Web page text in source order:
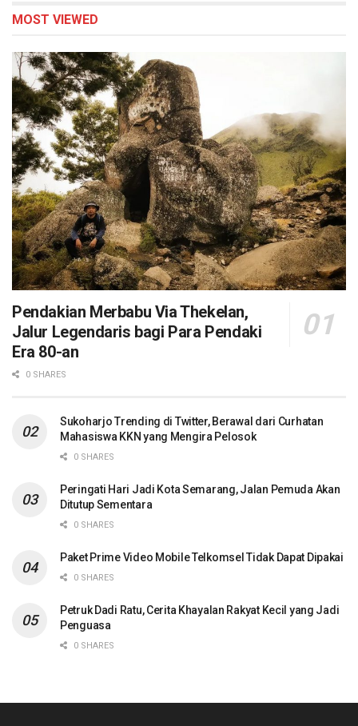
MOST VIEWED
Pendakian Merbabu Via Thekelan,
Jalur Legendaris bagi Para Pendaki
Era 80-an
0 SHARES
Sukoharjo Trending di Twitter, Berawal dari Curhatan
Mahasiswa KKN yang Mengira Pelosok
0 SHARES
Peringati Hari Jadi Kota Semarang, Jalan Pemuda Akan
Ditutup Sementara
0 SHARES
Paket Prime Video Mobile Telkomsel Tidak Dapat Dipakai
0 SHARES
Petruk Dadi Ratu, Cerita Khayalan Rakyat Kecil yang Jadi
Penguasa
0 SHARES